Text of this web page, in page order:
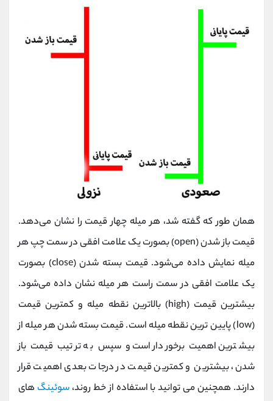
همان طور که گفته شد، هر میله چهار قیمت را نشان می‌دهد.
قیمت باز شدن (open) بصورت یک علامت افقی در سمت چپ هر
میله نمایش داده می‌شود. قیمت بسته شدن (close) بصورت
یک علامت افقی در سمت راست هر میله نشان داده می‌شود.
بیشترین قیمت (high) بالاترین نقطه میله و کمترین قیمت
(low) پایین‌ ترین نقطه میله است. قیمت بسته شدن هر میله از
بیشترین اهمیت برخوردار است و سپس به ترتیب قیمت باز
شدن، بیشترین و کمترین قیمت در درجات بعدی اهمیت قرار
دارند. همچنین می توانید با استفاده از خط روند،سوئینگ های